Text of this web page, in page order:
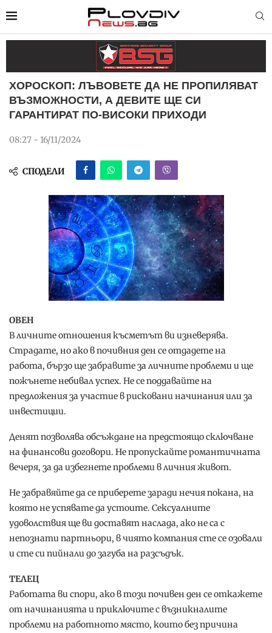
ХОРОСКОП: ЛЪВОВЕТЕ ДА НЕ ПРОПИЛЯВАТ
ВЪЗМОЖНОСТИ, А ДЕВИТЕ ЩЕ СИ
ГАРАНТИРАТ ПО-ВИСОКИ ПРИХОДИ
08:27 - 16/11/2024
СПОДЕЛИ
ОВЕН
В личните отношения късметът ви изневерява.
Страдате, но ако в почивния ден се отдадете на
работа, бързо ще забравите за личните проблеми и ще
пожънете небивал успех. Не се поддавайте на
предложения за участие в рисковани начинания или за
инвестиции.
Денят позволява обсъждане на предстоящо сключване
на финансови договори. Не пропускайте романтичната
вечеря, за да избегнете проблеми в личния живот.
Не забравяйте да се приберете заради нечия покана, на
която не успявате да устоите. Сексуалните
удоволствия ще ви доставят наслада, ако не са с
непознати партньори, в чиято компания сте се озовали
и сте си пийнали до загуба на разсъдък.
ТЕЛЕЦ
Работата ви спори, ако в този почивен ден се откажете
от начинанията и приключите с възникналите
проблеми на работното място, които без причина